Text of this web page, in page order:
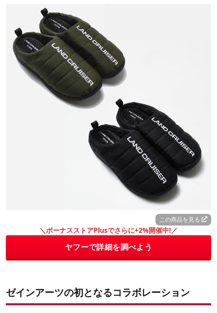
この商品を見る
＼ボーナスストアPlusでさらに+2%開催中!／
ヤフーで詳細を調べよう
ゼインアーツの初となるコラボレーション